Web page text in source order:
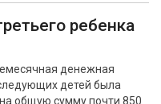
ребенка
денежная
детей была
общую сумму почти 850